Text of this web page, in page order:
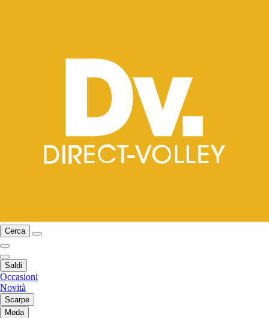
Cerca
Saldi
Occasioni
Novità
Scarpe
Moda